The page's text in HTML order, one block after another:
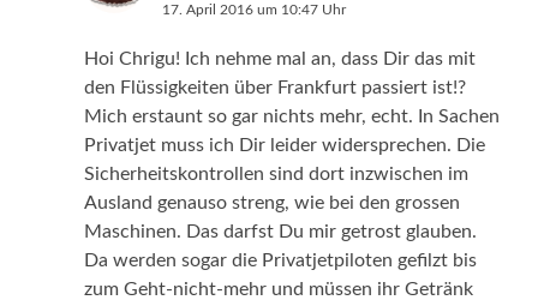
17. April 2016 um 10:47 Uhr
Hoi Chrigu! Ich nehme mal an, dass Dir das mit
den Flüssigkeiten über Frankfurt passiert ist!?
Mich erstaunt so gar nichts mehr, echt. In Sachen
Privatjet muss ich Dir leider widersprechen. Die
Sicherheitskontrollen sind dort inzwischen im
Ausland genauso streng, wie bei den grossen
Maschinen. Das darfst Du mir getrost glauben.
Da werden sogar die Privatjetpiloten gefilzt bis
zum Geht-nicht-mehr und müssen ihr Getränk